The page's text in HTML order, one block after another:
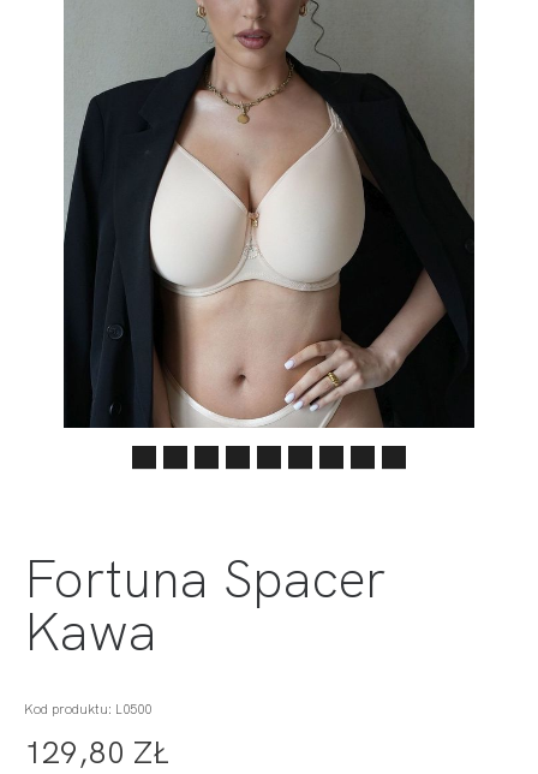
Fortuna Spacer
Kawa
Kod produktu: L0500
129,80 ZŁ